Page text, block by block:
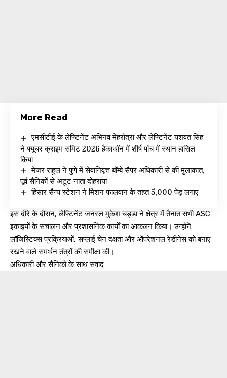
More Read
एमसीटीई के लेफ्टिनेंट अभिनव मेहरोत्रा और लेफ्टिनेंट यशवंत सिंह
ने फ्यूचर क्राइम समिट 2026 हैकाथॉन में शीर्ष पांच में स्थान हासिल
किया
मेजर राहुल ने पुणे में सेवानिवृत्त बॉम्बे सैपर अधिकारी से की मुलाकात,
पूर्व सैनिकों से अटूट नाता दोहराया
हिसार सैन्य स्टेशन ने मिशन फालवान के तहत 5,000 पेड़ लगाए
इस दौरे के दौरान, लेफ्टिनेंट जनरल मुकेश चड्डा ने क्षेत्र में तैनात सभी ASC
इकाइयों के संचालन और प्रशासनिक कार्यों का आकलन किया। उन्होंने
लॉजिस्टिक्स प्रक्रियाओं, सप्लाई चेन दक्षता और ऑपरेशनल रेडीनेस को बनाए
रखने वाले समर्थन तंत्रों की समीक्षा की।
अधिकारी और सैनिकों के साथ संवाद